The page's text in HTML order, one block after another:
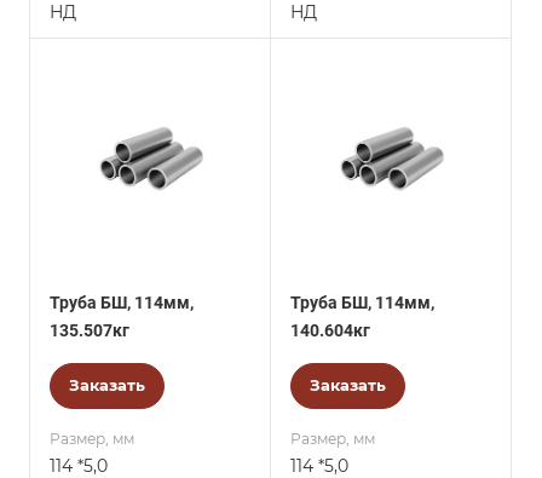
НД НД
Труба БШ, 114мм,
135.507кг
Заказать
Размер, мм
114 *5,0
Труба БШ, 114мм,
140.604кг
Заказать
Размер, мм
114 *5,0